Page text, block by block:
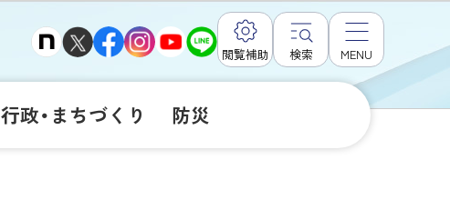
閲覧補助 検索 MENU
行政・まちづくり 防災